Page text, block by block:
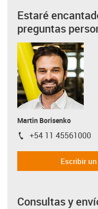
Estaré
preguntas
Martin Borisenko
igus-icon-phone
+54 11 45561000
Escribir
Consultas y